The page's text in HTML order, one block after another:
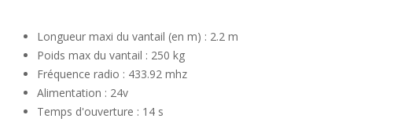
Longueur maxi du vantail (en m) : 2.2 m
Poids max du vantail : 250 kg
Fréquence radio : 433.92 mhz
Alimentation : 24v
Temps d'ouverture : 14 s